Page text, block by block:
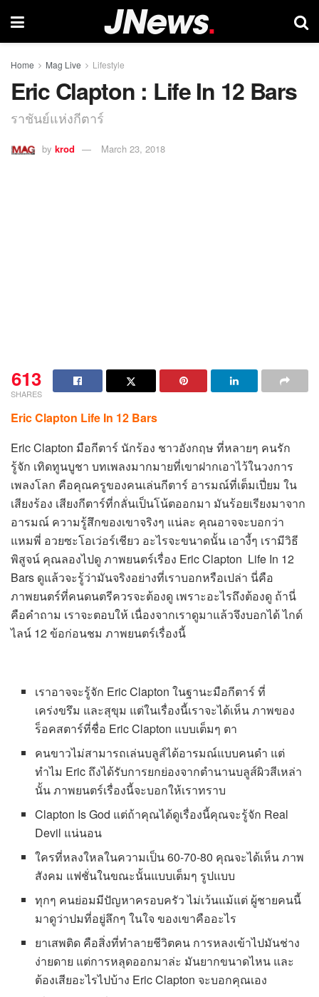
Home Mag Live Lifestyle
Eric Clapton : Life In 12 Bars
ราชันย์แห่งกีตาร์
by krod March 23, 2018
613
SHARES
Eric Clapton Life In 12 Bars
Eric Clapton มือกีตาร์ นักร้อง ชาวอังกฤษ ที่หลายๆ คนรัก
รู้จัก เทิดทูนบูชา บทเพลงมากมายที่เขาฝากเอาไว้ในวงการ
เพลงโลก คือคุณครูของคนเล่นกีตาร์ อารมณ์ที่เต็มเปี่ยม ใน
เสียงร้อง เสียงกีตาร์ที่กลั่นเป็นโน้ตออกมา มันร้อยเรียงมาจาก
อารมณ์ ความรู้สึกของเขาจริงๆ แน่ละ คุณอาจจะบอกว่า
แหมพี่ อวยซะโอเว่อร์เชียว อะไรจะขนาดนั้น เอางี้ๆ เรามีวิธี
พิสูจน์ คุณลองไปดู ภาพยนตร์เรื่อง Eric Clapton Life In 12
Bars ดูแล้วจะรู้ว่ามันจริงอย่างที่เราบอกหรือเปล่า นี่คือ
ภาพยนตร์ที่คนดนตรีควรจะต้องดู เพราะอะไรถึงต้องดู ถ้านี่
คือคำถาม เราจะตอบให้ เนื่องจากเราดูมาแล้วจึงบอกได้ ไกด์
ไลน์ 12 ข้อก่อนชม ภาพยนตร์เรื่องนี้
เราอาจจะรู้จัก Eric Clapton ในฐานะมือกีตาร์ ที่
เคร่งขรึม และสุขุม แต่ในเรื่องนี้เราจะได้เห็น ภาพของ
ร็อคสตาร์ที่ชื่อ Eric Clapton แบบเต็มๆ ตา
คนขาวไม่สามารถเล่นบลูส์ได้อารมณ์แบบคนดำ แต่
ทำไม Eric ถึงได้รับการยกย่องจากตำนานบลูส์ผิวสีเหล่า
นั้น ภาพยนตร์เรื่องนี้จะบอกให้เราทราบ
Clapton Is God แต่ถ้าคุณได้ดูเรื่องนี้คุณจะรู้จัก Real
Devil แน่นอน
ใครที่หลงใหลในความเป็น 60-70-80 คุณจะได้เห็น ภาพ
สังคม แฟชั่นในขณะนั้นแบบเต็มๆ รูปแบบ
ทุกๆ คนย่อมมีปัญหาครอบครัว ไม่เว้นแม้แต่ ผู้ชายคนนี้
มาดูว่าปมที่อยู่ลึกๆ ในใจ ของเขาคืออะไร
ยาเสพติด คือสิ่งที่ทำลายชีวิตคน การหลงเข้าไปมันช่าง
ง่ายดาย แต่การหลุดออกมาล่ะ มันยากขนาดไหน และ
ต้องเสียอะไรไปบ้าง Eric Clapton จะบอกคุณเอง